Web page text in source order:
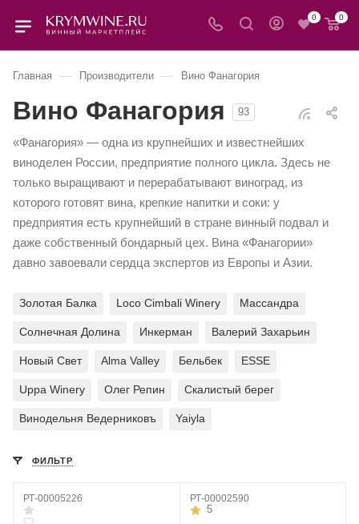
0 0
Главная — Производители — Вино Фанагория
Вино Фанагория 93
«Фанагория» — одна из крупнейших и известнейших
виноделен России, предприятие полного цикла. Здесь не
только выращивают и перерабатывают виноград, из
которого готовят вина, крепкие напитки и соки: у
предприятия есть крупнейший в стране винный подвал и
даже собственный бондарный цех. Вина «Фанагории»
давно завоевали сердца экспертов из Европы и Азии.
Золотая Балка Loco Cimbali Winery Массандра
Солнечная Долина Инкерман Валерий Захарьин
Новый Свет Alma Valley Бельбек ESSE
Uppa Winery Олег Репин Скалистый берег
Винодельня Ведерниковъ Yaiyla
ФИЛЬТР
РТ-00005226 РТ-00002590
5